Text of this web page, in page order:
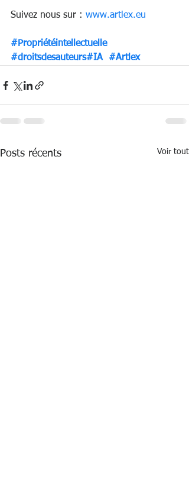
Suivez nous sur : www.artlex.eu
#Propriétéintellectuelle
#droitsdesauteurs#IA #Artlex
Posts récents Voir tout